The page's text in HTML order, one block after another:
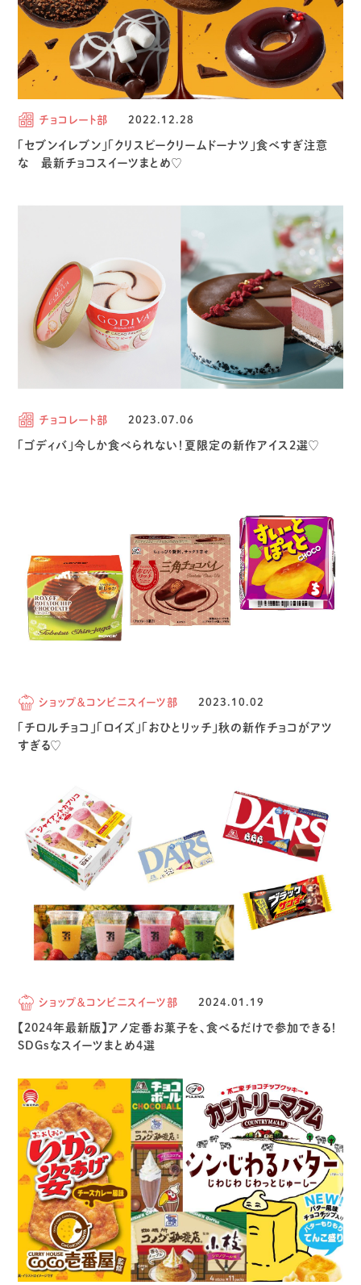
チョコレート部 2022.12.28
「セブンイレブン」「クリスピークリームドーナツ」食べすぎ注意
な 最新チョコスイーツまとめ♡
チョコレート部 2023.07.06
「ゴディバ」今しか食べられない！夏限定の新作アイス2選♡
ショップ＆コンビニスイーツ部 2023.10.02
「チロルチョコ」「ロイズ」「おひとリッチ」秋の新作チョコがアツ
すぎる♡
ショップ＆コンビニスイーツ部 2024.01.19
【2024年最新版】アノ定番お菓子を、食べるだけで参加できる！
SDGsなスイーツまとめ4選